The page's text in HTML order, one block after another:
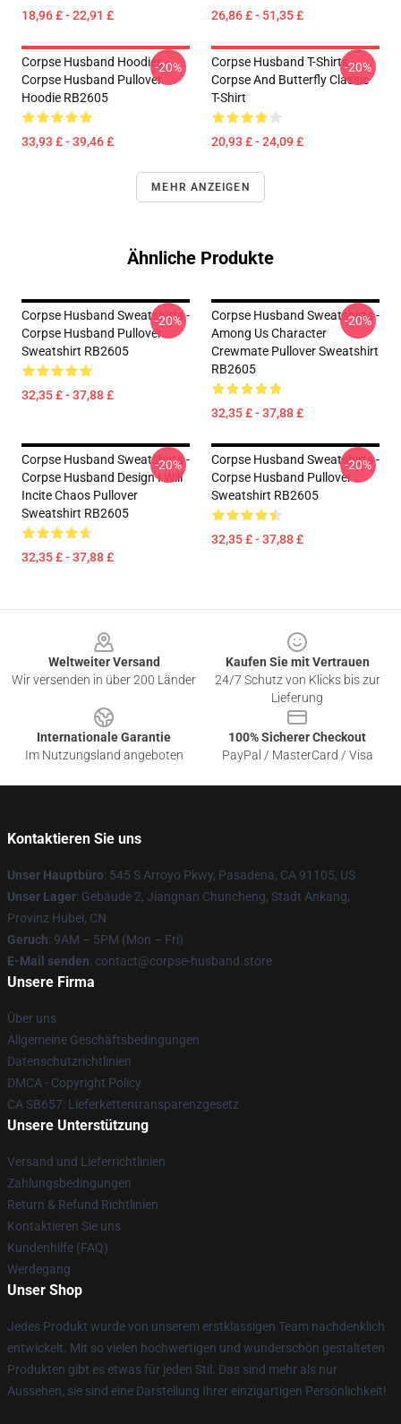
18,96 £ - 22,91 £ 26,86 £ - 51,35 £
Corpse Husband Hoodies -
Corpse Husband Pullover
Hoodie RB2605
33,93 £ - 39,46 £
-20%
Corpse Husband T-Shirts -
Corpse And Butterfly Classic
T-Shirt
20,93 £ - 24,09 £
-20%
MEHR ANZEIGEN
Ähnliche Produkte
Corpse Husband Sweatshirts -
Corpse Husband Pullover
Sweatshirt RB2605
32,35 £ - 37,88 £
-20%
Corpse Husband Sweatshirts -
Among Us Character
Crewmate Pullover Sweatshirt
RB2605
32,35 £ - 37,88 £
-20%
Corpse Husband Sweatshirts -
Corpse Husband Design I Will
Incite Chaos Pullover
Sweatshirt RB2605
32,35 £ - 37,88 £
-20%
Corpse Husband Sweatshirts -
Corpse Husband Pullover
Sweatshirt RB2605
32,35 £ - 37,88 £
-20%
Weltweiter Versand
Wir versenden in über 200 Länder
Kaufen Sie mit Vertrauen
24/7 Schutz von Klicks bis zur
Lieferung
Internationale Garantie
Im Nutzungsland angeboten
100% Sicherer Checkout
PayPal / MasterCard / Visa
Kontaktieren Sie uns
Unser Hauptbüro: 545 S Arroyo Pkwy, Pasadena, CA 91105, US
Unser Lager: Gebäude 2, Jiangnan Chuncheng, Stadt Ankang,
Provinz Hubei, CN
Geruch: 9AM – 5PM (Mon – Fri)
E-Mail senden: contact@corpse-husband.store
Unsere Firma
Über uns
Allgemeine Geschäftsbedingungen
Datenschutzrichtlinien
DMCA - Copyright Policy
CA SB657: Lieferkettentransparenzgesetz
Unsere Unterstützung
Versand und Lieferrichtlinien
Zahlungsbedingungen
Return & Refund Richtlinien
Kontaktieren Sie uns
Kundenhilfe (FAQ)
Werdegang
Unser Shop
Jedes Produkt wurde von unserem erstklassigen Team nachdenklich
entwickelt. Mit so vielen hochwertigen und wunderschön gestalteten
Produkten gibt es etwas für jeden Stil. Das sind mehr als nur
Aussehen, sie sind eine Darstellung Ihrer einzigartigen Persönlichkeit!